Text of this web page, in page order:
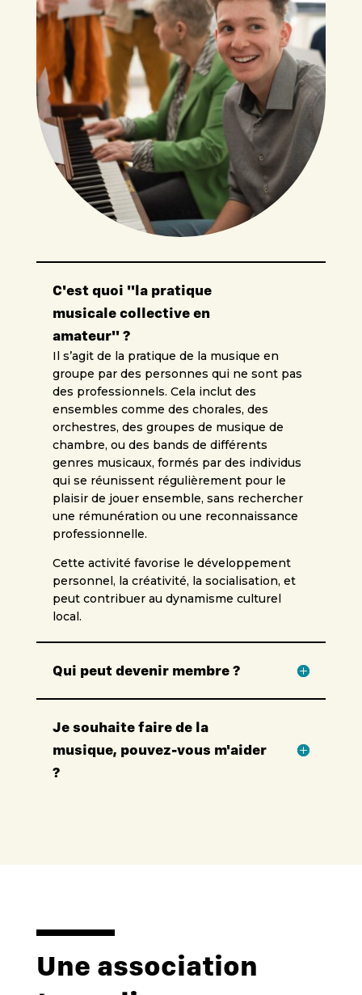
C'est quoi "la pratique
musicale collective en
amateur" ?
Il s’agit de la pratique de la musique en
groupe par des personnes qui ne sont pas
des professionnels. Cela inclut des
ensembles comme des chorales, des
orchestres, des groupes de musique de
chambre, ou des bands de différents
genres musicaux, formés par des individus
qui se réunissent régulièrement pour le
plaisir de jouer ensemble, sans rechercher
une rémunération ou une reconnaissance
professionnelle.
Cette activité favorise le développement
personnel, la créativité, la socialisation, et
peut contribuer au dynamisme culturel
local.
Qui peut devenir membre ?
Je souhaite faire de la
musique, pouvez-vous m'aider
?
Une association